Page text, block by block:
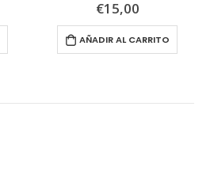
0out of 5
€15,00
AÑADIR AL CARRITO